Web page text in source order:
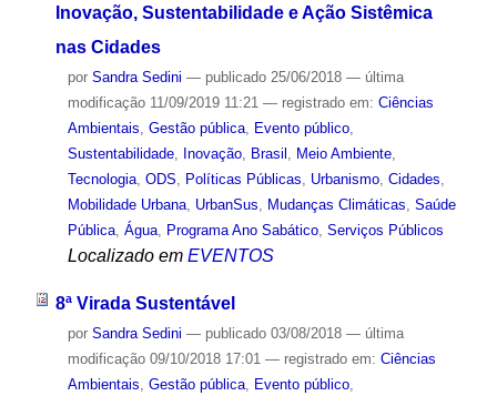
Inovação, Sustentabilidade e Ação Sistêmica
nas Cidades
por Sandra Sedini — publicado25/06/2018 — última
modificação11/09/2019 11:21 — registrado em: Ciências
Ambientais Gestão pública, Evento público,
Sustentabilidade, Inovação, Brasil Meio Ambiente,
Tecnologia, ODS Políticas Públicas Urbanismo, Cidades
Mobilidade Urbana, UrbanSus Mudanças Climáticas Saúde
Pública, Água, Programa Ano Sabático, Serviços Públicos
Localizado em EVENTOS
8ª Virada Sustentável
por Sandra Sedini — publicado03/08/2018 — última
modificação09/10/2018 17:01 — registrado em: Ciências
Ambientais Gestão pública, Evento público,